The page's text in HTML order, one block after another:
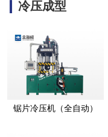
锯片冷压机（全自动）
冷压成型